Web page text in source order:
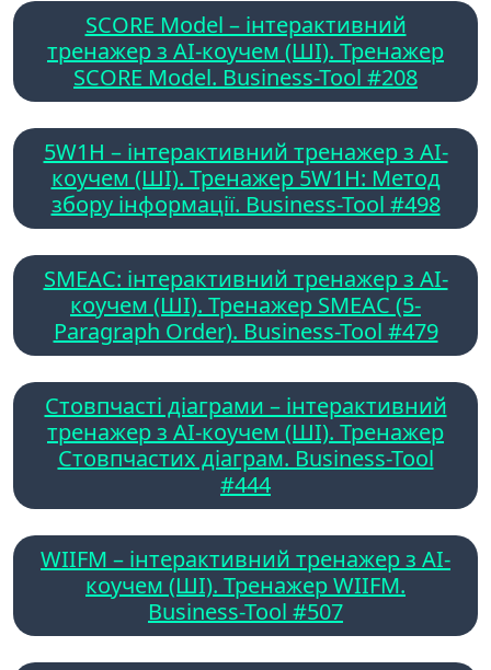
SCORE Model – інтерактивний
тренажер з AI-коучем (ШІ). Тренажер
SCORE Model. Business-Tool #208
5W1H – інтерактивний тренажер з AI-
коучем (ШІ). Тренажер 5W1H: Метод
збору інформації. Business-Tool #498
SMEAC: інтерактивний тренажер з AI-
коучем (ШІ). Тренажер SMEAC (5-
Paragraph Order). Business-Tool #479
Стовпчасті діаграми – інтерактивний
тренажер з AI-коучем (ШІ). Тренажер
Стовпчастих діаграм. Business-Tool
#444
WIIFM – інтерактивний тренажер з AI-
коучем (ШІ). Тренажер WIIFM.
Business-Tool #507